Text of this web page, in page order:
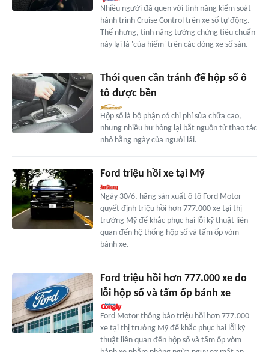
Nhiều người đã quen với tính năng kiểm soát
hành trình Cruise Control trên xe số tự động.
Thế nhưng, tính năng tưởng chừng tiêu chuẩn
này lại là 'của hiếm' trên các dòng xe số sàn.
Thói quen cần tránh để hộp số ô
tô được bền
Hộp số là bộ phận có chi phí sửa chữa cao,
nhưng nhiều hư hỏng lại bắt nguồn từ thao tác
nhỏ hằng ngày của người lái.
Ford triệu hồi xe tại Mỹ
Ngày 30/6, hãng sản xuất ô tô Ford Motor
quyết định triệu hồi hơn 777.000 xe tại thị
trường Mỹ để khắc phục hai lỗi kỹ thuật liên
quan đến hệ thống hộp số và tấm ốp vòm
bánh xe.
Ford triệu hồi hơn 777.000 xe do
lỗi hộp số và tấm ốp bánh xe
Ford Motor thông báo triệu hồi hơn 777.000
xe tại thị trường Mỹ để khắc phục hai lỗi kỹ
thuật liên quan đến hộp số và tấm ốp vòm